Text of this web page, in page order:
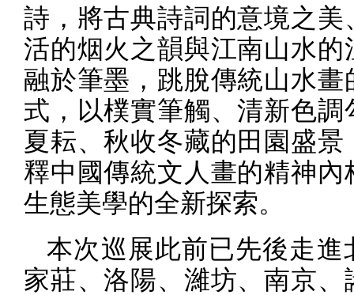
詩，將古典詩詞的意境之美
活的烟火之韻與江南山水的
融於筆墨，跳脫傳統山水畫
式，以樸實筆觸、清新色調
夏耘、秋收冬藏的田園盛景
釋中國傳統文人畫的精神內
生態美學的全新探索。
本次巡展此前已先後走進
家莊、洛陽、濰坊、南京、